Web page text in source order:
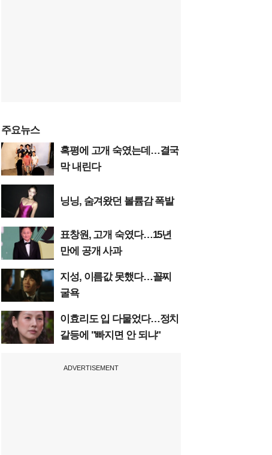
주요뉴스
혹평에 고개 숙였는데…결국
막 내린다
닝닝, 숨겨왔던 볼륨감 폭발
표창원, 고개 숙였다…15년
만에 공개 사과
지성, 이름값 못했다…꼴찌
굴욕
이효리도 입 다물었다…정치
갈등에 "빠지면 안 되냐"
ADVERTISEMENT